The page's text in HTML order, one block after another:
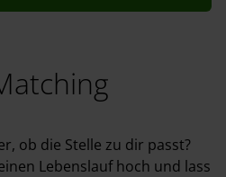
ob die Stelle zu dir passt?
Lebenslauf hoch und lass